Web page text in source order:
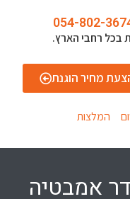
בכל רחבי הארץ.
מחיר הוגנת
המלצות
אמבטיה